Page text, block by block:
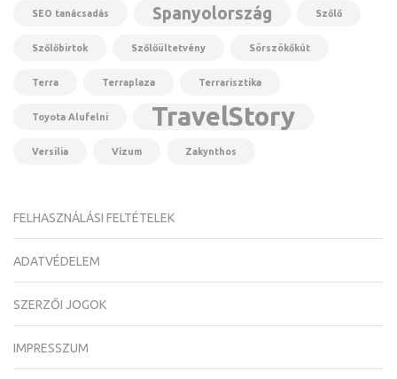
SEO tanácsadás Spanyolország Szőlő
Szőlőbirtok Szőlőültetvény Sörszökőkút
Terra Terraplaza Terrarisztika
Toyota Alufelni TravelStory
Versilia Vízum Zakynthos
FELHASZNÁLÁSI FELTÉTELEK
ADATVÉDELEM
SZERZŐI JOGOK
IMPRESSZUM